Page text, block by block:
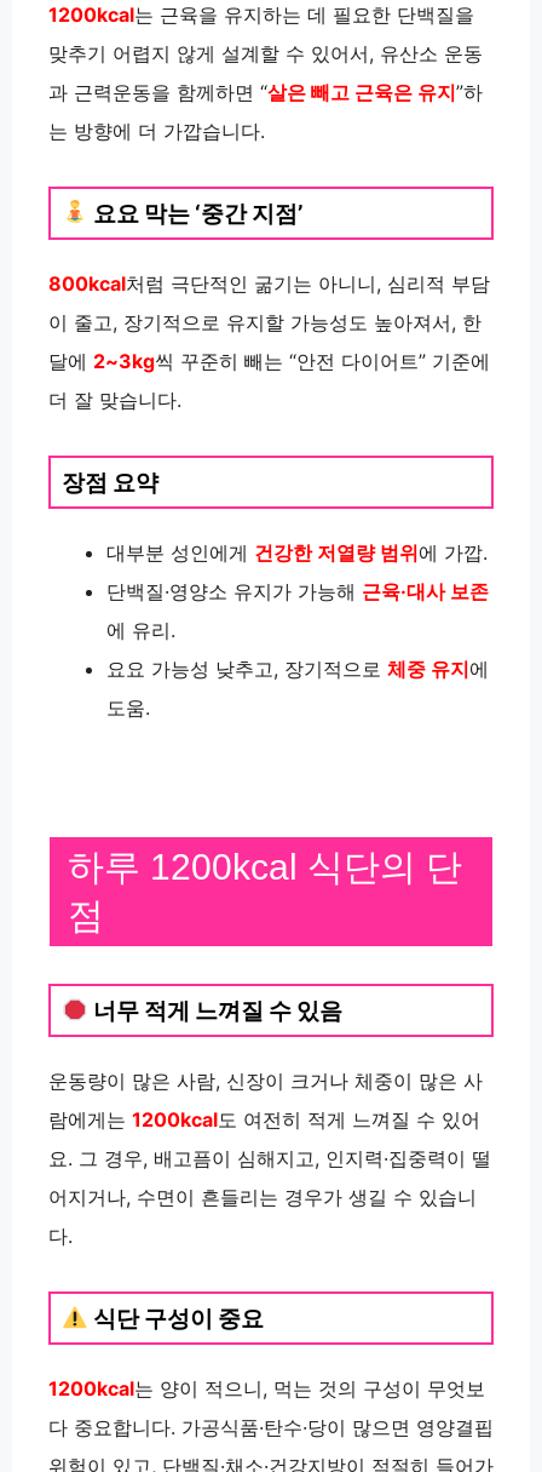
1200kcal는 근육을 유지하는 데 필요한 단백질을
맞추기 어렵지 않게 설계할 수 있어서, 유산소 운동
과 근력운동을 함께하면 “살은 빼고 근육은 유지”하
는 방향에 더 가깝습니다.
요요 막는 ‘중간 지점’
800kcal처럼 극단적인 굶기는 아니니, 심리적 부담
이 줄고, 장기적으로 유지할 가능성도 높아져서, 한
달에 2~3kg씩 꾸준히 빼는 “안전 다이어트” 기준에
더 잘 맞습니다.
장점 요약
대부분 성인에게 건강한 저열량 범위에 가깝.
단백질·영양소 유지가 가능해 근육·대사 보존
에 유리.
요요 가능성 낮추고, 장기적으로 체중 유지에
도움.
하루 1200kcal 식단의 단
점
너무 적게 느껴질 수 있음
운동량이 많은 사람, 신장이 크거나 체중이 많은 사
람에게는 1200kcal도 여전히 적게 느껴질 수 있어
요. 그 경우, 배고픔이 심해지고, 인지력·집중력이 떨
어지거나, 수면이 흔들리는 경우가 생길 수 있습니
다.
식단 구성이 중요
1200kcal는 양이 적으니, 먹는 것의 구성이 무엇보
다 중요합니다. 가공식품·탄수·당이 많으면 영양결핍
위험이 있고, 단백질·채소·건강지방이 적절히 들어가